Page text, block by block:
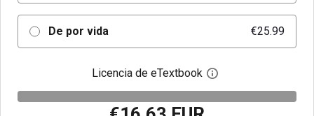
De por vida €25.99
Licencia de eTextbook Abre el cuadro de